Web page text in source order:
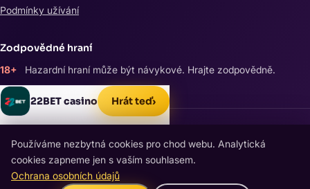
22BET casino Hrát teď›
Podmínky užívání
Zodpovědné hraní
18+
Hazardní hraní může být návykové. Hrajte zodpovědně.
Linka pomoci 800 350 000
© 2026 BonusBible
Používáme nezbytná cookies pro chod webu. Analytická
cookies zapneme jen s vaším souhlasem.
Ochrana osobních údajů